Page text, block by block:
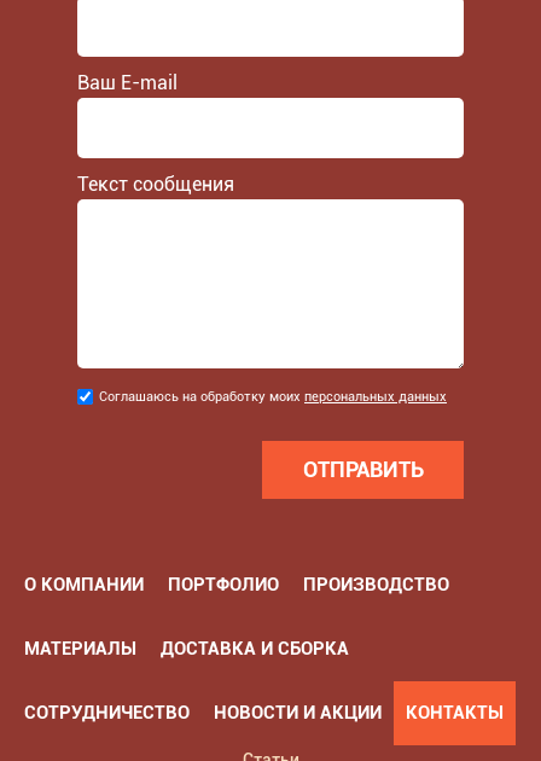
Ваш E-mail
Текст сообщения
Соглашаюсь
Соглашаюсь на обработку моих персональных данных
О КОМПАНИИ ПОРТФОЛИО ПРОИЗВОДСТВО
МАТЕРИАЛЫ ДОСТАВКА И СБОРКА
СОТРУДНИЧЕСТВО НОВОСТИ И АКЦИИ КОНТАКТЫ